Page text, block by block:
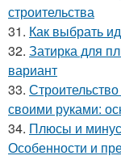
строительства
31. Как выбрать
32. Затирка для
вариант
33.
своими руками:
34. Плюсы и
Особенности и